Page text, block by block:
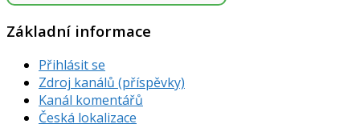
Základní informace
Přihlásit se
Zdroj kanálů (příspěvky)
Kanál komentářů
Česká lokalizace